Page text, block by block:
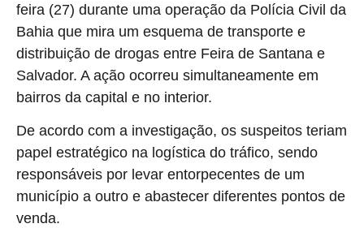
feira (27) durante uma operação da Polícia Civil da
Bahia que mira um esquema de transporte e
distribuição de drogas entre Feira de Santana e
Salvador. A ação ocorreu simultaneamente em
bairros da capital e no interior.
De acordo com a investigação, os suspeitos teriam
papel estratégico na logística do tráfico, sendo
responsáveis por levar entorpecentes de um
município a outro e abastecer diferentes pontos de
venda.